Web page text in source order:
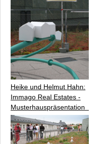
Heike und Helmut Hahn:
Immago Real Estates -
Musterhauspräsentation